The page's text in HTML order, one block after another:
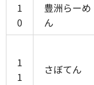
1
0
豊洲らーめ
ん
1
1
さぼてん